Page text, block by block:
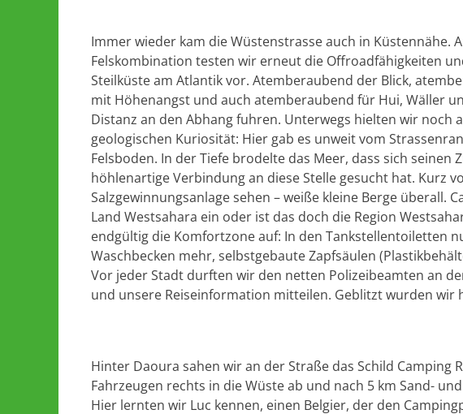
Immer wieder kam die Wüstenstrasse auch in Küstennähe.
Felskombination testen wir erneut die Offroadfähigkeiten
Steilküste am Atlantik vor. Atemberaubend der Blick,
mit Höhenangst und auch atemberaubend für Hui, Wäller
Distanz an den Abhang fuhren. Unterwegs hielten wir noch
geologischen Kuriosität: Hier gab es unweit vom
Felsboden. In der Tiefe brodelte das Meer, dass sich seinen
höhlenartige Verbindung an diese Stelle gesucht hat. Kurz
Salzgewinnungsanlage sehen – weiße kleine Berge überall.
Land Westsahara ein oder ist das doch die Region
endgültig die Komfortzone auf: In den Tankstellentoiletten
Waschbecken mehr, selbstgebaute Zapfsäulen
Vor jeder Stadt durften wir den netten Polizeibeamten an
und unsere Reiseinformation mitteilen. Geblitzt wurden wir
Hinter Daoura sahen wir an der Straße das Schild Camping
Fahrzeugen rechts in die Wüste ab und nach 5 km Sand-
Hier lernten wir Luc kennen, einen Belgier, der den